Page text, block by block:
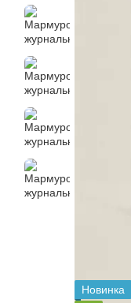
Новинка